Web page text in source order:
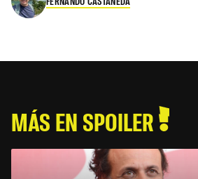
MÁS EN SPOILER